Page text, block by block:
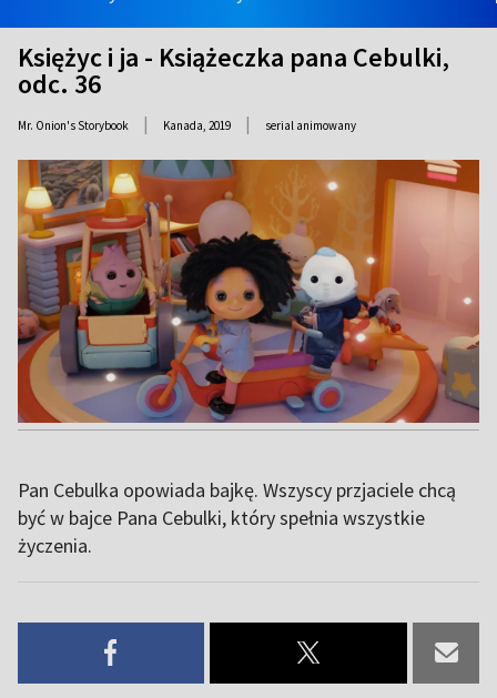
Księżyc i ja - Książeczka pana Cebulki,
odc. 36
Mr. Onion's Storybook | Kanada, 2019 | serial animowany
Pan Cebulka opowiada bajkę. Wszyscy przjaciele chcą
być w bajce Pana Cebulki, który spełnia wszystkie
życzenia.